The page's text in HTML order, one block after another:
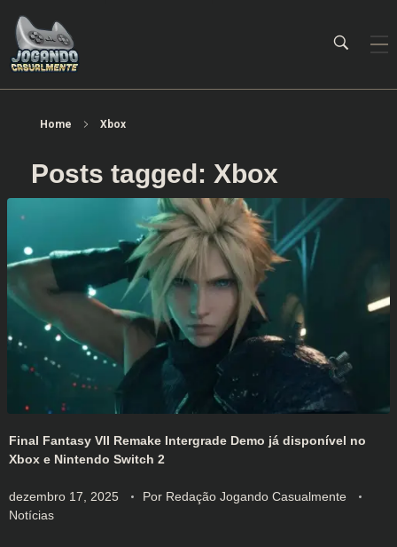
Home Xbox
Posts tagged: Xbox
Final Fantasy VII Remake Intergrade Demo já disponível no
Xbox e Nintendo Switch 2
dezembro 17, 2025 Por Redação Jogando Casualmente
Notícias